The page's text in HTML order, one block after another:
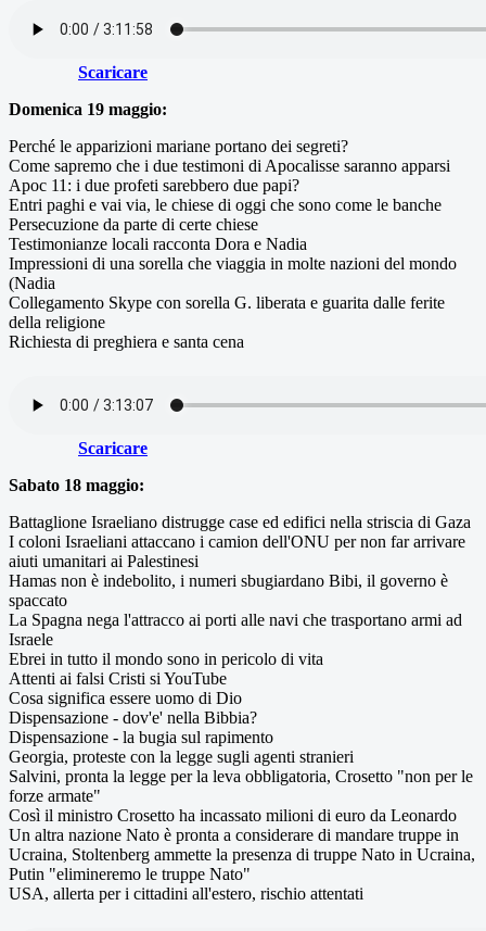
Scaricare
Domenica 19 maggio:
Perché le apparizioni mariane portano dei segreti?
Come sapremo che i due testimoni di Apocalisse saranno apparsi
Apoc 11: i due profeti sarebbero due papi?
Entri paghi e vai via, le chiese di oggi che sono come le banche
Persecuzione da parte di certe chiese
Testimonianze locali racconta Dora e Nadia
Impressioni di una sorella che viaggia in molte nazioni del mondo
(Nadia
Collegamento Skype con sorella G. liberata e guarita dalle ferite
della religione
Richiesta di preghiera e santa cena
Scaricare
Sabato 18 maggio:
Battaglione Israeliano distrugge case ed edifici nella striscia di Gaza
I coloni Israeliani attaccano i camion dell'ONU per non far arrivare
aiuti umanitari ai Palestinesi
Hamas non è indebolito, i numeri sbugiardano Bibi, il governo è
spaccato
La Spagna nega l'attracco ai porti alle navi che trasportano armi ad
Israele
Ebrei in tutto il mondo sono in pericolo di vita
Attenti ai falsi Cristi si YouTube
Cosa significa essere uomo di Dio
Dispensazione - dov'e' nella Bibbia?
Dispensazione - la bugia sul rapimento
Georgia, proteste con la legge sugli agenti stranieri
Salvini, pronta la legge per la leva obbligatoria, Crosetto "non per le
forze armate"
Così il ministro Crosetto ha incassato milioni di euro da Leonardo
Un altra nazione Nato è pronta a considerare di mandare truppe in
Ucraina, Stoltenberg ammette la presenza di truppe Nato in Ucraina,
Putin "elimineremo le truppe Nato"
USA, allerta per i cittadini all'estero, rischio attentati